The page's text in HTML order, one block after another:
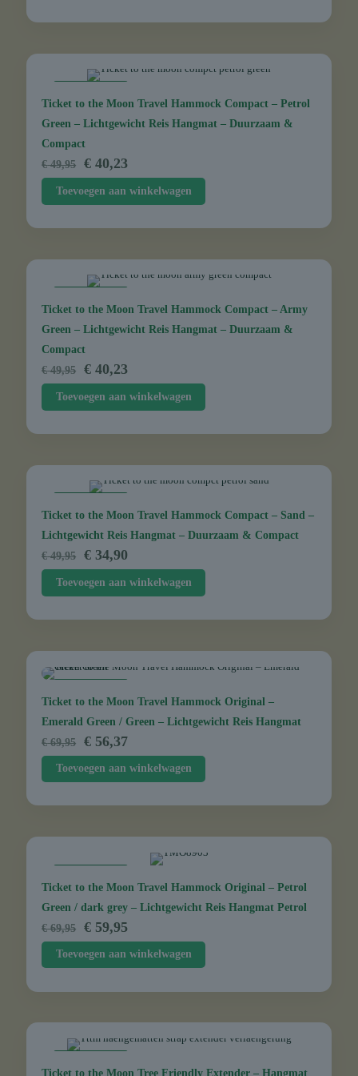
Ticket to the Moon Travel Hammock Compact – Petrol
Green – Lichtgewicht Reis Hangmat – Duurzaam &
Compact
€49,95
Oorspronkelijke
prijs
was:
€ 49,95.
€ 40,23Huidige
prijs
is:
€ 40,23.
Toevoegen aan winkelwagen
Ticket to the Moon Travel Hammock Compact – Army
Green – Lichtgewicht Reis Hangmat – Duurzaam &
Compact
€49,95
Oorspronkelijke
prijs
was:
€ 49,95.
€ 40,23Huidige
prijs
is:
€ 40,23.
Toevoegen aan winkelwagen
Ticket to the Moon Travel Hammock Compact – Sand –
Lichtgewicht Reis Hangmat – Duurzaam & Compact
€49,95
Oorspronkelijke
prijs
was:
€ 49,95.
€ 34,90
prijs
is:
€ 34,90.
Toevoegen aan winkelwagen
Ticket to the Moon Travel Hammock Original –
Emerald Green / Green – Lichtgewicht Reis Hangmat
€69,95
Oorspronkelijke
prijs
was:
€ 69,95.
€ 56,37Huidige
prijs
is:
€ 56,37.
Toevoegen aan winkelwagen
Ticket to the Moon Travel Hammock Original – Petrol
Green / dark grey – Lichtgewicht Reis Hangmat Petrol
€69,95
Oorspronkelijke
prijs
was:
€ 69,95.
€ 59,95Huidige
prijs
is:
€ 59,95.
Toevoegen aan winkelwagen
Ticket to the Moon Tree Friendly Extender – Hangmat